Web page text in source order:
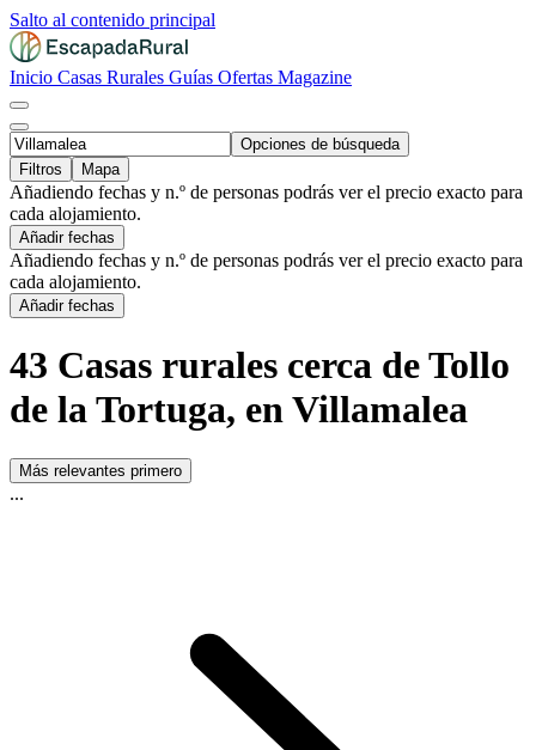
Salto al contenido principal
Inicio Casas Rurales Guías Ofertas Magazine
Opciones de búsqueda
Filtros
Mapa
Añadiendo fechas y n.º de personas podrás ver el precio exacto para
cada alojamiento.
Añadir fechas
Añadiendo fechas y n.º de personas podrás ver el precio exacto para
cada alojamiento.
Añadir fechas
43 Casas rurales cerca de Tollo
de la Tortuga, en Villamalea
Más relevantes primero
...